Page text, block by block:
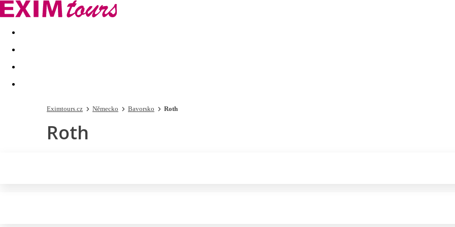
Akční nabídky Last minute
Eximtours.cz Německo Bavorsko Roth
Roth